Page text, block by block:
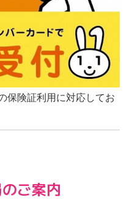
保険証利用に対応してお
ご案内